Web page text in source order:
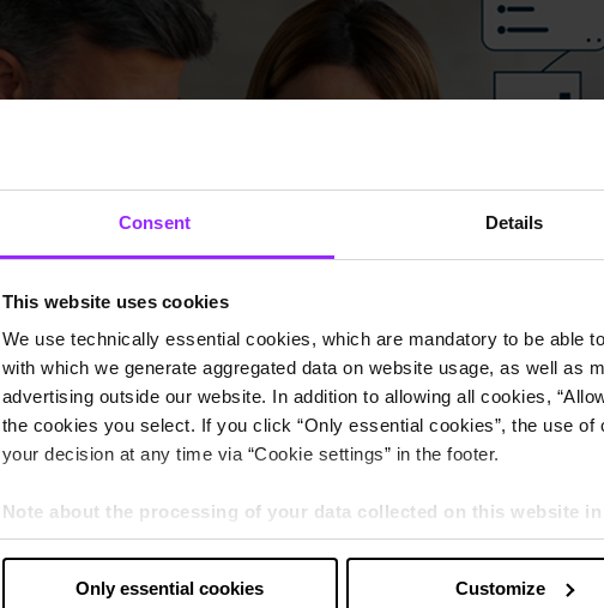
Consent Details
This website uses cookies
We use technically essential cookies, which are mandatory to be able
with which we generate aggregated data on website usage, as well as
advertising outside our website. In addition to allowing all cookies,
the cookies you select. If you click “Only essential cookies”, the use
your decision at any time via “Cookie settings” in the footer.
Note about the processing of your data collected on this website in
By clicking “Allow all cookies” you also agree that your data will be
judges the USA to be a country with a level of data protection that is
that your data may be processed by US authorities.
Only essential cookies Customize